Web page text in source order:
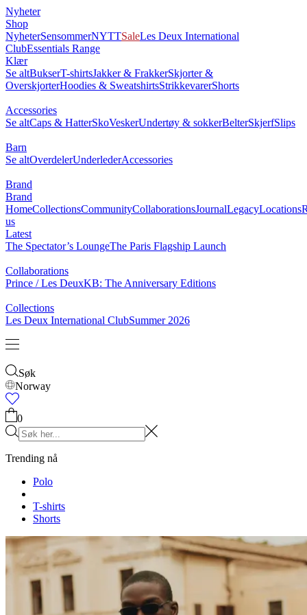
Nyheter
Shop
NyheterSensommerNYTTSaleLes Deux International
ClubEssentials Range
Klær
Se altBukserT-shirtsJakker & FrakkerSkjorter &
OverskjorterHoodies & SweatshirtsStrikkevarerShorts
Accessories
Se altCaps & HatterSkoVeskerUndertøy & sokkerBelterSkjerfSlips
Barn
Se altOverdelerUnderlederAccessories
Brand
Brand
HomeCollectionsCommunityCollaborationsJournalLegacyLocations
us
Latest
The Spectator’s LoungeThe Paris Flagship Launch
Collaborations
Prince / Les DeuxKB: The Anniversary Editions
Collections
Les Deux International ClubSummer 2026
Søk
Norway
0
Trending nå
Polo
T-shirts
Shorts
T-SHIRTS
JAKKER